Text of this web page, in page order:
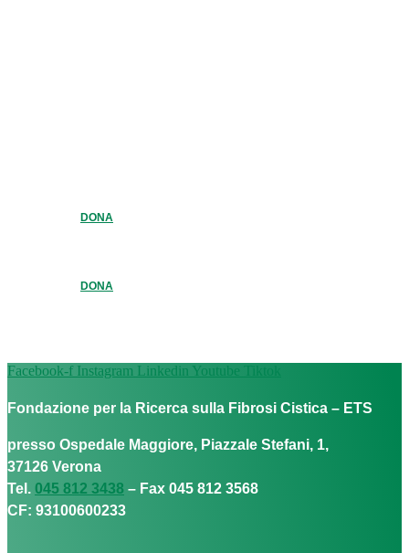
DONA
DONA
Facebook-f Instagram Linkedin Youtube Tiktok
Fondazione per la Ricerca sulla Fibrosi Cistica – ETS
presso Ospedale Maggiore, Piazzale Stefani, 1,
37126 Verona
Tel. 045 812 3438 – Fax 045 812 3568
CF: 93100600233